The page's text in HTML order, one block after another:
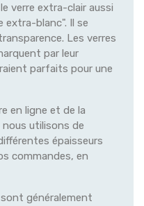
verre extra-clair aussi
extra-blanc". Il se
Les verres
par leur
parfaits pour une
en ligne et de la
nous utilisons de
épaisseurs
commandes, en
généralement